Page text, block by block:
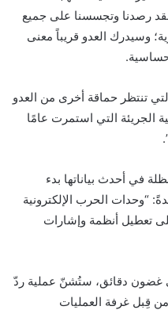
رصدنا وتجسسنا على جميع
وسيدرك العدو قريباً معنى
تنتظر حماقة أخرى من العدو
الجريئة التي استمرت عامًا
في أحدث بياناتها بدء
“وحدات الحرب الإلكترونية
على تعطيل أنظمة وإشارات
غضون دقائق، ستُشنّ عملية ردّ
قِبل غرفة العمليات